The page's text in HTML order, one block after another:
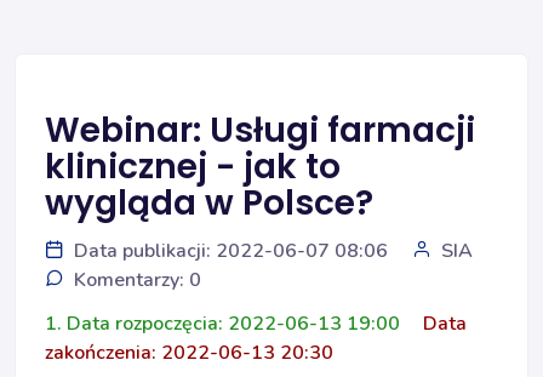
Webinar: Usługi farmacji
klinicznej - jak to
wygląda w Polsce?
Data publikacji: 2022-06-07 08:06
SIA
Komentarzy: 0
1. Data rozpoczęcia: 2022-06-13 19:00
Data
zakończenia: 2022-06-13 20:30